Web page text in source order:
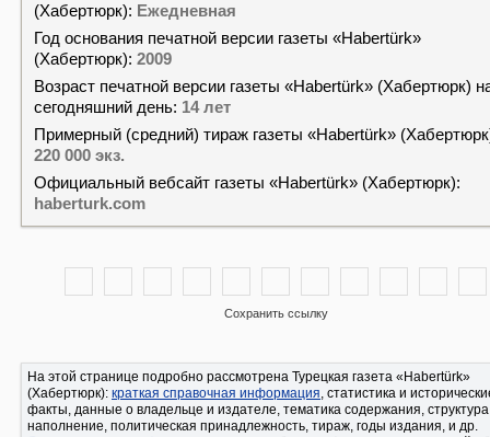
(Хабертюрк): Ежедневная
Год основания печатной версии газеты «Habertürk»
(Хабертюрк): 2009
Возраст печатной версии газеты «Habertürk» (Хабертюрк)
сегодняшний день: 14 лет
Примерный (средний) тираж газеты «Habertürk»
220 000 экз.
Официальный вебсайт газеты «Habertürk» (Хабертюрк):
haberturk.com
Сохранить ссылку
На этой странице подробно рассмотрена Турецкая газета «Habertürk»
(Хабертюрк): краткая справочная информация, статистика и
факты, данные о владельце и издателе, тематика содержания,
наполнение, политическая принадлежность, тираж, годы издания, и др.